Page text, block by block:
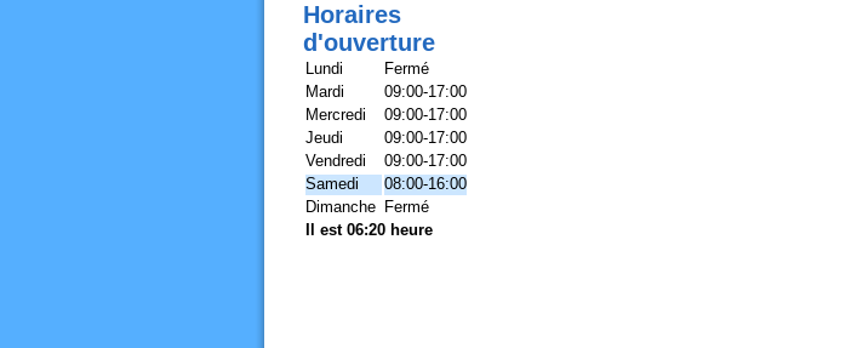
Horaires
d'ouverture
Lundi
Fermé
Mardi
09:00-17:00
Mercredi
09:00-17:00
Jeudi
09:00-17:00
Vendredi
09:00-17:00
Samedi
08:00-16:00
Dimanche
Fermé
Il est 06:20 heure